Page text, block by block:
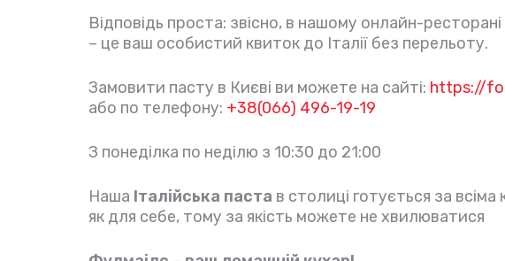
Відповідь проста: звісно, в нашому онлайн-
– це ваш особистий квиток до Італії без перельоту.
Замовити пасту в Києві ви можете на сайті: https://
або по телефону: +38(066) 496-19-19
З понеділка по неділю з 10:30 до 21:00
Наша Італійська паста в столиці готується за
як для себе, тому за якість можете не хвилюватися